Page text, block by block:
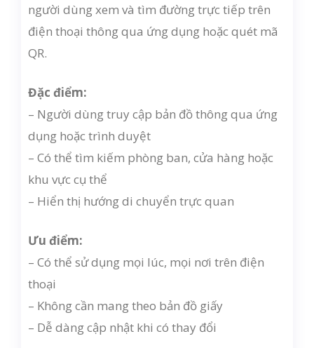
người dùng xem và tìm đường trực tiếp trên
điện thoại thông qua ứng dụng hoặc quét mã
QR.
Đặc điểm:
– Người dùng truy cập bản đồ thông qua ứng
dụng hoặc trình duyệt
– Có thể tìm kiếm phòng ban, cửa hàng hoặc
khu vực cụ thể
– Hiển thị hướng di chuyển trực quan
Ưu điểm:
– Có thể sử dụng mọi lúc, mọi nơi trên điện
thoại
– Không cần mang theo bản đồ giấy
– Dễ dàng cập nhật khi có thay đổi